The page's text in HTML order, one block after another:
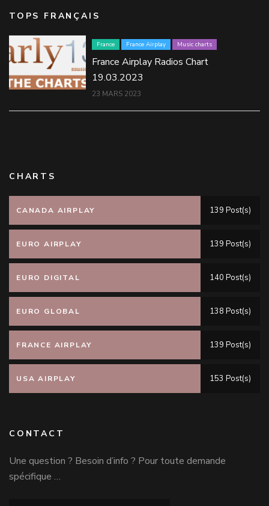
TOPS FRANÇAIS
France France Airplay Music charts
France Airplay Radios Chart
19.03.2023
23 MARS 2023
CHARTS
CANADA AIRPLAY 139 Post(s)
EURO AIRPLAY 139 Post(s)
EURO DIGITAL 140 Post(s)
EURO GLOBAL 138 Post(s)
FRANCE AIRPLAY 139 Post(s)
USA AIRPLAY 153 Post(s)
CONTACT
Une question ? Besoin d’info ? Pour toute demande
spécifique …